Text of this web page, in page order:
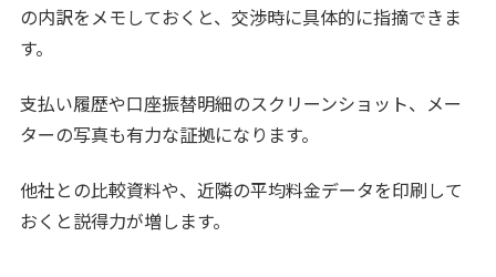
の内訳をメモしておくと、交渉時に具体的に指摘できま
す。
支払い履歴や口座振替明細のスクリーンショット、メー
ターの写真も有力な証拠になります。
他社との比較資料や、近隣の平均料金データを印刷して
おくと説得力が増します。